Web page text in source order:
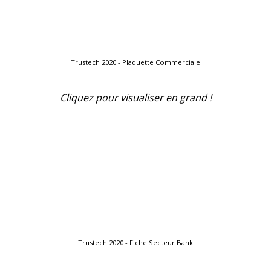
Trustech 2020 - Plaquette Commerciale
Cliquez pour visualiser en grand !
Trustech 2020 - Fiche Secteur Bank